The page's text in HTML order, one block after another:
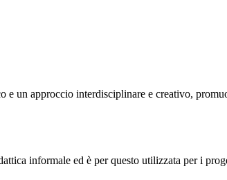
un approccio interdisciplinare e creativo,
informale ed è per questo utilizzata per i